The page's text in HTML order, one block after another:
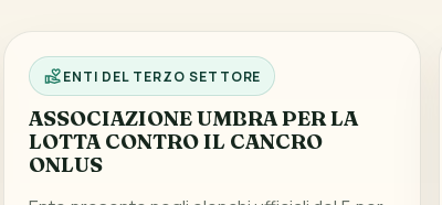
ENTI DEL TERZO SETTORE
ASSOCIAZIONE UMBRA PER LA
LOTTA CONTRO IL CANCRO
ONLUS